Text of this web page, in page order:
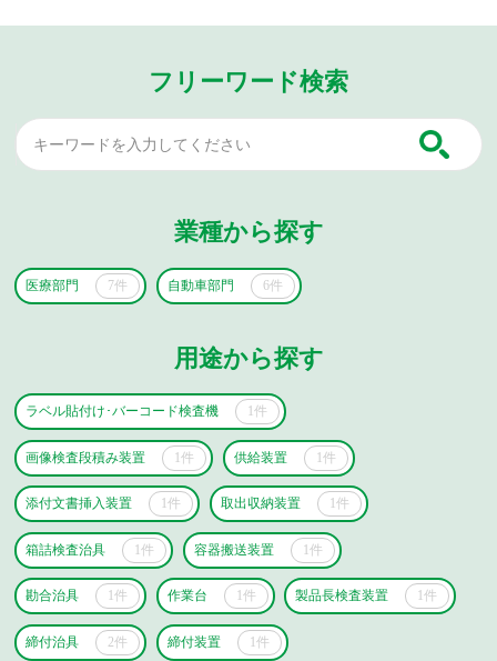
フリーワード検索
業種から探す
医療部門 7件 自動車部門 6件
用途から探す
ラベル貼付け･バーコード検査機 1件
画像検査段積み装置 1件 供給装置 1件
添付文書挿入装置 1件 取出収納装置 1件
箱詰検査治具 1件 容器搬送装置 1件
勘合治具 1件 作業台 1件 製品長検査装置 1件
締付治具 2件 締付装置 1件